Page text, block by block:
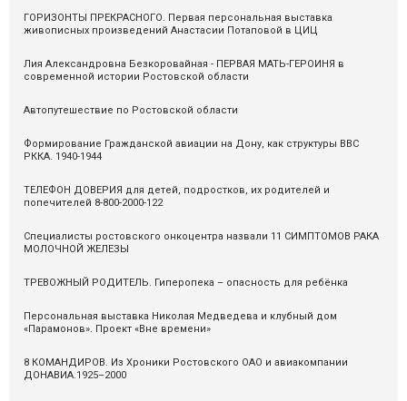
ГОРИЗОНТЫ ПРЕКРАСНОГО. Первая персональная выставка
живописных произведений Анастасии Потаповой в ЦИЦ
Лия Александровна Безкоровайная - ПЕРВАЯ МАТЬ-ГЕРОИНЯ в
современной истории Ростовской области
Автопутешествие по Ростовской области
Формирование Гражданской авиации на Дону, как структуры ВВС
РККА. 1940-1944
ТЕЛЕФОН ДОВЕРИЯ для детей, подростков, их родителей и
попечителей 8-800-2000-122
Специалисты ростовского онкоцентра назвали 11 СИМПТОМОВ РАКА
МОЛОЧНОЙ ЖЕЛЕЗЫ
ТРЕВОЖНЫЙ РОДИТЕЛЬ. Гиперопека – опасность для ребёнка
Персональная выставка Николая Медведева и клубный дом
«Парамонов». Проект «Вне времени»
8 КОМАНДИРОВ. Из Хроники Ростовского ОАО и авиакомпании
ДОНАВИА.1925–2000